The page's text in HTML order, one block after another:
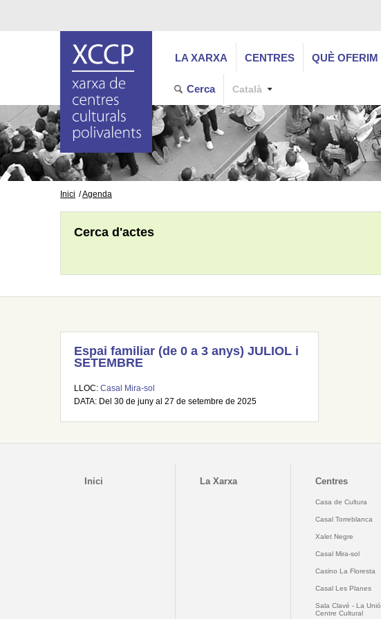
LA XARXA CENTRES QUÈ OFERIM
Cerca Català
Inici Agenda
Cerca d'actes
Espai familiar (de 0 a 3 anys) JULIOL i
SETEMBRE
LLOC: Casal Mira-sol
DATA: Del 30 de juny al 27 de setembre de 2025
Inici La Xarxa Centres
Casa de Cultura
Casal Torreblanca
Xalet Negre
Casal Mira-sol
Casino La Floresta
Casal Les Planes
Sala Clavé - La Unió
Centre Cultural